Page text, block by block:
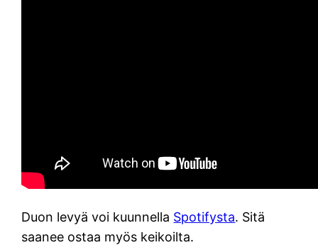
Duon levyä voi kuunnella Spotifysta. Sitä
saanee ostaa myös keikoilta.